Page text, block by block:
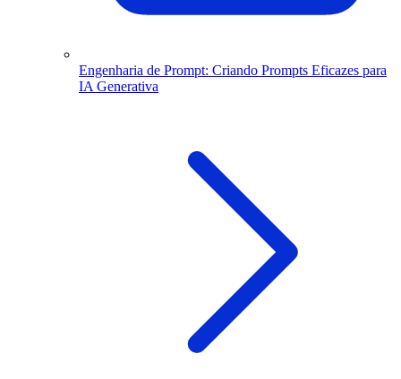
Engenharia de Prompt: Criando Prompts Eficazes para
IA Generativa